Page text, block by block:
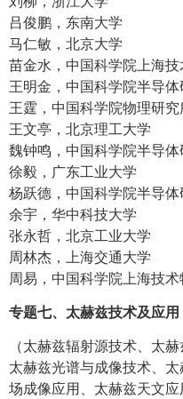
吕俊鹏，东南大学
马仁敏，北京大学
苗金水，中国科学院上海
王明金，中国科学院半导
王霆，中国科学院物理研究
王文亭，北京理工大学
魏钟鸣，中国科学院半导
徐毅，广东工业大学
杨跃德，中国科学院半导
余宇，华中科技大学
张永哲，北京工业大学
周林杰，上海交通大学
周易，中国科学院上海技
专题七、太赫兹技术及应用
（太赫兹辐射源技术、太
太赫兹光谱与成像技术、
场成像应用、太赫兹天文